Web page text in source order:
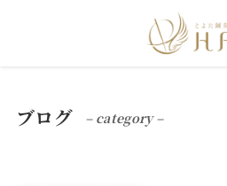
ブログ – category –